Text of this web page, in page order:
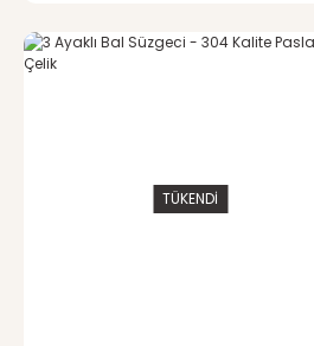
TÜKENDİ